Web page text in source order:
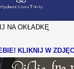
NA OKŁADKĘ
KLIKNIJ W